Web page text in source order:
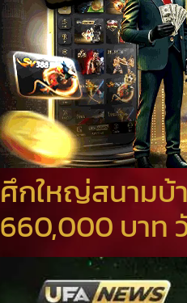
ศึกใหญ่สนามบ้
660,000 บาท